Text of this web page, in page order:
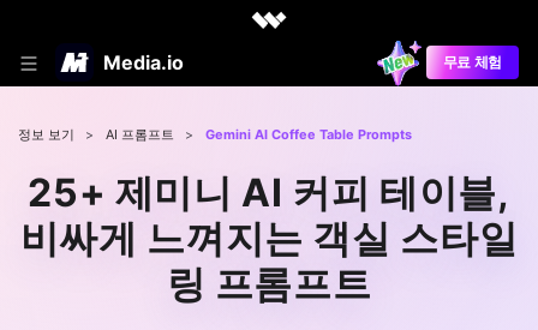
Media.io 무료 체험
정보 보기 > AI 프롬프트 > Gemini AI Coffee Table Prompts
25+ 제미니 AI 커피 테이블,
비싸게 느껴지는 객실 스타일
링 프롬프트